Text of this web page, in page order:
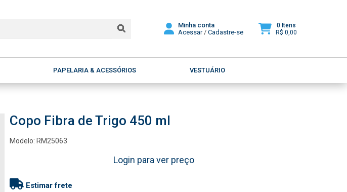
Minha conta
Acessar/ Cadastre-se
0 Itens
R$ 0,00
PAPELARIA & ACESSÓRIOS VESTUÁRIO
Copo Fibra de Trigo 450 ml
Modelo: RM25063
Login para ver preço
Estimar frete